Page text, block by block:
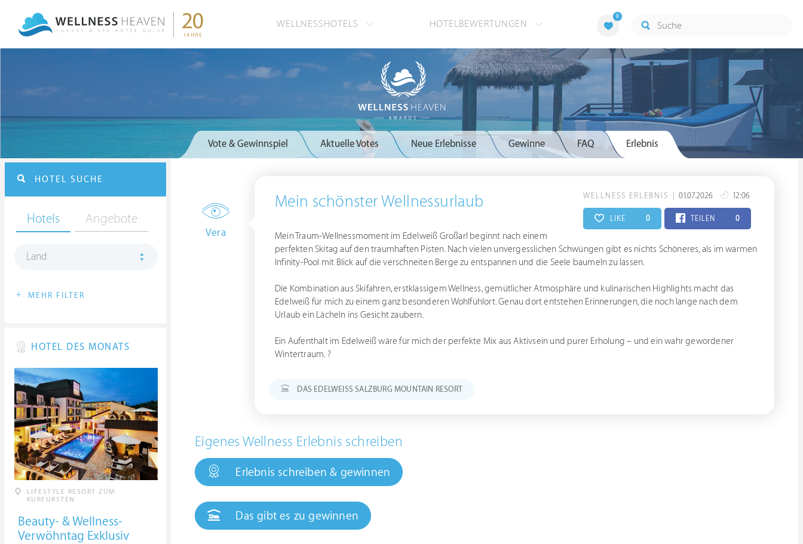
WELLNESSHOTELS HOTELBEWERTUNGEN
0
Vote & Gewinnspiel Aktuelle Votes Neue Erlebnisse Gewinne FAQ Erlebnis
Vera
WELLNESS ERLEBNIS 01.07.2026 12:06
LIKE 0 TEILEN 0
Mein schönster Wellnessurlaub
Mein Traum-Wellnessmoment im Edelweiß Großarl beginnt nach einem
perfekten Skitag auf den traumhaften Pisten. Nach vielen unvergesslichen Schwüngen gibt es nichts Schöneres, als im warmen
Infinity-Pool mit Blick auf die verschneiten Berge zu entspannen und die Seele baumeln zu lassen.
Die Kombination aus Skifahren, erstklassigem Wellness, gemütlicher Atmosphäre und kulinarischen Highlights macht das
Edelweiß für mich zu einem ganz besonderen Wohlfühlort. Genau dort entstehen Erinnerungen, die noch lange nach dem
Urlaub ein Lächeln ins Gesicht zaubern.
Ein Aufenthalt im Edelweiß wäre für mich der perfekte Mix aus Aktivsein und purer Erholung – und ein wahr gewordener
Wintertraum. ?
DAS EDELWEISS SALZBURG MOUNTAIN RESORT
Eigenes Wellness Erlebnis schreiben
Erlebnis schreiben & gewinnen
Das gibt es zu gewinnen
HOTEL SUCHE
Hotels Angebote
Land
+ MEHR FILTER
HOTEL DES MONATS
LIFESTYLE RESORT ZUM
KURFÜRSTEN
Beauty- & Wellness-
Verwöhntag Exklusiv